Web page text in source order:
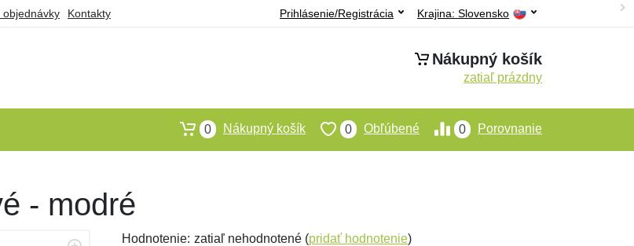
objednávky Kontakty Krajina: Slovensko
Prihlásenie/Registrácia
Nákupný košík
zatiaľ prázdny
0 Porovnanie
0 Obľúbené
0 Nákupný košík
- modré
Hodnotenie: zatiaľ nehodnotené (pridať hodnotenie)